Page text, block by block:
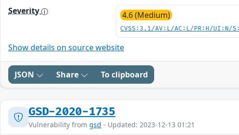
Severity 4.6 (Medium)
CVSS:3.1/AV:L/AC:L/PR:H/UI:N/
Show details on source website
JSON Share To clipboard
GSD-2020-1735
Vulnerability from gsd - Updated: 2023-12-13 01:21